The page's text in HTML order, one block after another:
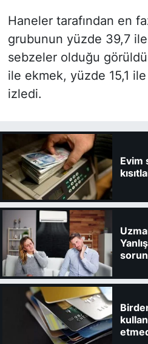
Haneler tarafından en
grubunun yüzde 39,7
sebzeler olduğu
ile ekmek, yüzde 15,1
izledi.
Evim